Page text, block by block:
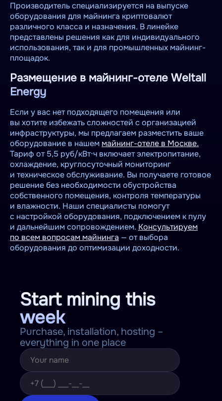
Производитель специализируется на выпуске
оборудования для майнинга криптовалют
различного класса и назначения. В линейке
представлены решения как для индивидуального
использования, так и для промышленных майнинг-
площадок.
Размещение в майнинг-отеле Weltall
Energy
Если у вас нет подходящего помещения или
вы хотите избежать сложностей с организацией
инфраструктуры, мы предлагаем разместить ваше
оборудование в нашем майнинг-отеле в Москве.
Тариф от 5,5 руб/кВт⋅ч включает электропитание,
охлаждение, круглосуточный мониторинг
и техническое обслуживание. Вы получаете готовое
решение без необходимости обустройства
собственного помещения, контроля температуры
и влажности. Наши специалисты помогут
с настройкой оборудования, подключением к пулу
и дальнейшим сопровождением. Консультируем
по всем вопросам майнинга — от выбора
оборудования до оптимизации доходности.
Start mining this
week
Purchase, installation, hosting –
everything in one place